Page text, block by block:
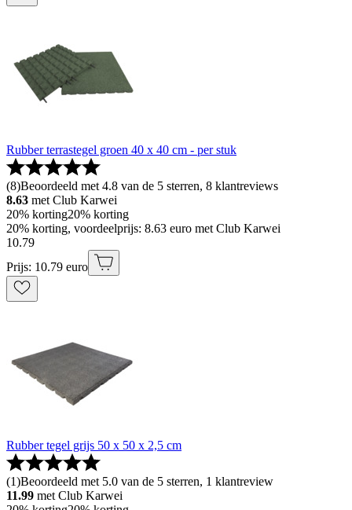
Rubber terrastegel groen 40 x 40 cm - per stuk
(8)Beoordeeld met 4.8 van de 5 sterren, 8 klantreviews
8.63 met Club Karwei
20% korting20% korting
20% korting, voordeelprijs: 8.63 euro met Club Karwei
10.79
Prijs: 10.79 euro
Rubber tegel grijs 50 x 50 x 2,5 cm
(1)Beoordeeld met 5.0 van de 5 sterren, 1 klantreview
11.99 met Club Karwei